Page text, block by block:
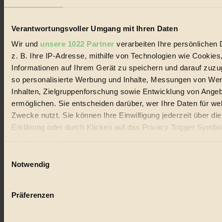
Verantwortungsvoller Umgang mit Ihren Daten
Wir und unsere 1022 Partner verarbeiten Ihre persönlichen
z. B. Ihre IP-Adresse, mithilfe von Technologien wie
Informationen auf Ihrem Gerät zu speichern und darauf
so personalisierte Werbung und Inhalte, Messungen von
Inhalten, Zielgruppenforschung sowie Entwicklung von
ermöglichen. Sie entscheiden darüber, wer Ihre Daten für
Zwecke nutzt. Sie können Ihre Einwilligung jederzeit über
Erklärung oder durch Klicken auf das Privacy Trigger
Wenn Sie es erlauben, würden wir auch gerne:
Ihr Gerät durch aktives Scannen nach bestimmten
Notwendig
Präferenzen
alternativer Energien.
Social Media
22.601 Fans auf Facebook
3.415 Follower auf Twitter
Themen
Bio